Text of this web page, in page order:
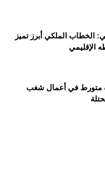
الخطاب الملكي أبرز تميز
الإقليمي
متورط في أعمال شغب